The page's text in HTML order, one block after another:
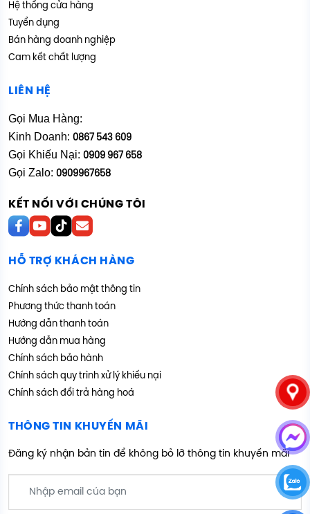
Hệ thống cửa hàng
Tuyển dụng
Bán hàng doanh nghiệp
Cam kết chất lượng
LIÊN HỆ
Gọi Mua Hàng:
Kinh Doanh: 0867 543 609
Gọi Khiếu Nại: 0909 967 658
Gọi Zalo: 0909967658
KẾT NỐI VỚI CHÚNG TÔI
HỖ TRỢ KHÁCH HÀNG
Chính sách bảo mật thông tin
Phương thức thanh toán
Hướng dẫn thanh toán
Hướng dẫn mua hàng
Chính sách bảo hành
Chính sách quy trình xử lý khiếu nại
Chính sách đổi trả hàng hoá
THÔNG TIN KHUYẾN MÃI
Đăng ký nhận bản tin để không bỏ lỡ thông tin khuyến mãi